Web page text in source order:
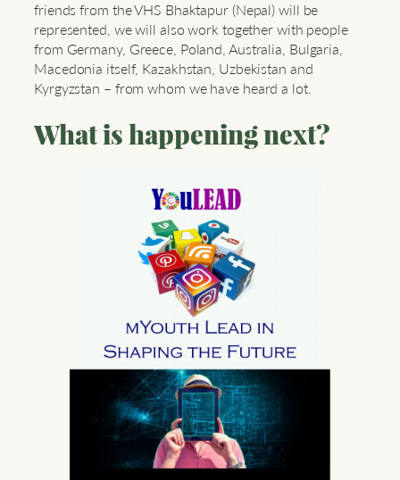
friends from the VHS Bhaktapur (Nepal) will be
represented, we will also work together with people
from Germany, Greece, Poland, Australia, Bulgaria,
Macedonia itself, Kazakhstan, Uzbekistan and
Kyrgyzstan – from whom we have heard a lot.
What is happening next?